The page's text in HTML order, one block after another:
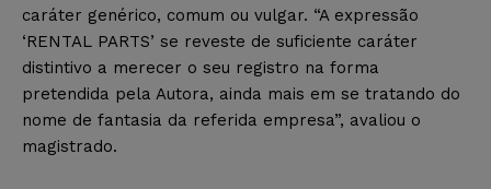
caráter genérico, comum ou vulgar. “A expressão
‘RENTAL PARTS’ se reveste de suficiente caráter
distintivo a merecer o seu registro na forma
pretendida pela Autora, ainda mais em se tratando do
nome de fantasia da referida empresa”, avaliou o
magistrado.